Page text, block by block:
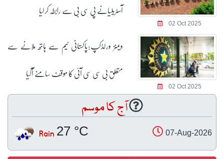
02 Oct 2025
آسٹریلیانے پی سی بی سے رابطہ کرلیا
02 Oct 2025
ویمنز ورلڈکپ:پاکستانی ٹیم سے ہاتھ ملانے سے
متعلق بی سی سی آئی کا موقف سامنے آگیا
آج کا موسم
07-Aug-2026
27 °C
Rain